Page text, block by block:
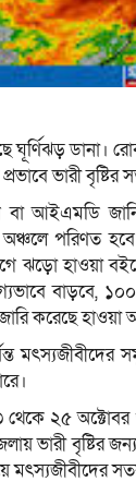
ডানা।
ভারী বৃষ্টির
আইএমডি
অঞ্চলে পরিণত
ঝড়ো হাওয়া
বাড়বে,
করেছে হাওয়া
মৎস্যজীবীদের
২৫ অক্টোবর
ভারী
মৎস্যজীবীদের